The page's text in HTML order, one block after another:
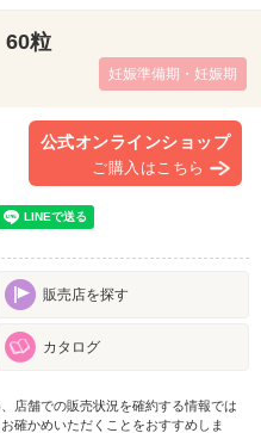
粒
妊娠準備期・妊娠期
公式オンラインショップ
ご購入はこちら
販売店を探す
カタログ
店舗での販売状況を確約する情報では
確かめいただくことをおすすめしま